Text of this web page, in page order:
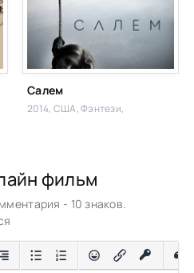
Салем
2014, США,Фэнтези,
фильм
- 10 знаков.